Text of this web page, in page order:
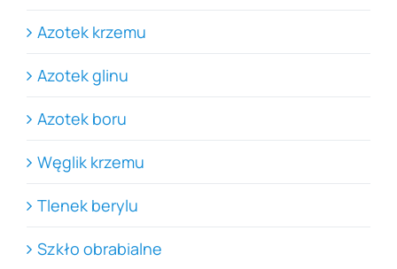
Azotek krzemu
Azotek glinu
Azotek boru
Węglik krzemu
Tlenek berylu
Szkło obrabialne